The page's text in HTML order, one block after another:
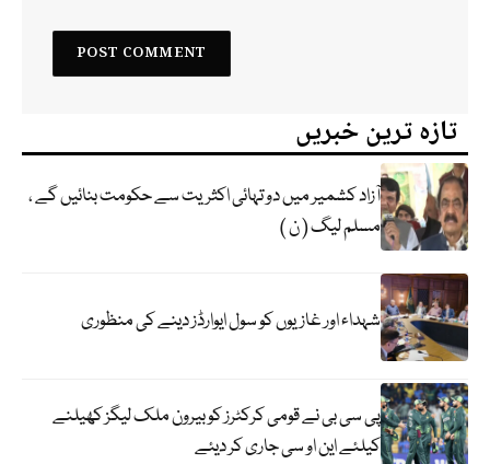
تازہ ترین خبریں
آزاد کشمیر میں دو تہائی اکثریت سے حکومت بنائیں گے ،
مسلم لیگ ( ن )
شہداء اور غازیوں کو سول ایوارڈز دینے کی منظوری
پی سی بی نے قومی کرکٹرز کو بیرون ملک لیگز کھیلنے
کیلئے این او سی جاری کر دیئے